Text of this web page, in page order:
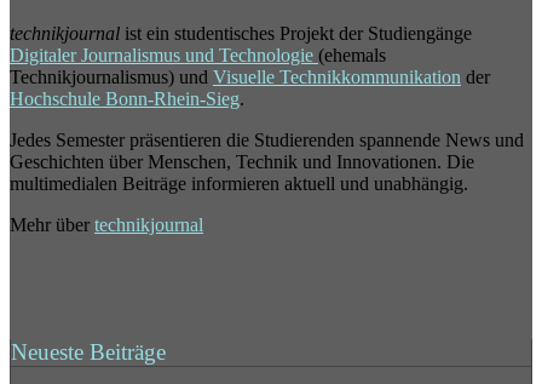
technikjournal ist ein studentisches Projekt der Studiengänge
Digitaler Journalismus und Technologie (ehemals
Technikjournalismus) und Visuelle Technikkommunikation der
Hochschule Bonn-Rhein-Sieg.
Jedes Semester präsentieren die Studierenden spannende News und
Geschichten über Menschen, Technik und Innovationen. Die
multimedialen Beiträge informieren aktuell und unabhängig.
Mehr über technikjournal
Neueste Beiträge